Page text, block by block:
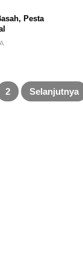
Pesta
2 Selanjutnya